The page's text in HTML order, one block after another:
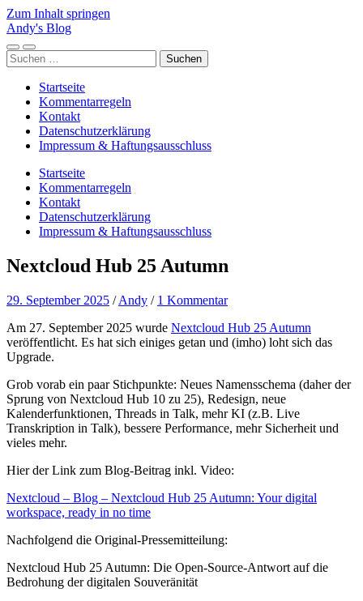
Zum Inhalt springen
Andy's Blog
Mobile-
Menü
Suchfeld
ein-/ausblenden
Suchen
nach:
Startseite
Kommentarregeln
Kontakt
Datenschutzerklärung
Impressum & Haftungsausschluss
Startseite
Kommentarregeln
Kontakt
Datenschutzerklärung
Impressum & Haftungsausschluss
Nextcloud Hub 25 Autumn
29. September 2025 /Andy / 1 Kommentar
Am 27. September 2025 wurde Nextcloud Hub 25 Autumn
veröffentlicht. Es hat sich einiges getan und (imho) loht sich das
Upgrade.
Grob vorab ein paar Stichpunkte: Neues Namensschema (daher der
Sprung von Nextcloud Hub 10 zu 25), Redesign, neue
Kalenderfunktionen, Threads in Talk, mehr KI (z.B. Live
Transkription in Talk), bessere Performance, mehr Sicherheit und
vieles mehr.
Hier der Link zum Blog-Beitrag inkl. Video:
Nextcloud – Blog – Nextcloud Hub 25 Autumn: Your digital
workspace, ready in no time
Nachfolgend die Original-Pressemitteilung:
Nextcloud Hub 25 Autumn: Die Open-Source-Antwort auf die
Bedrohung der digitalen Souveränität